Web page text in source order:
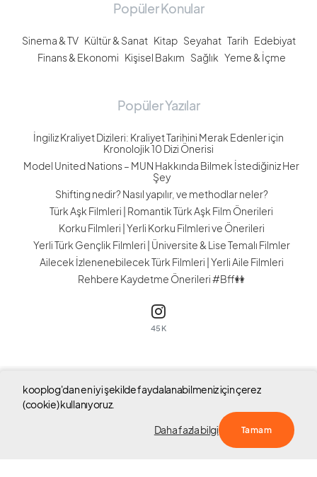
Popüler Konular
Sinema & TV Kültür & Sanat Kitap Seyahat Tarih Edebiyat
Finans & Ekonomi Kişisel Bakım Sağlık Yeme & İçme
Popüler Yazılar
İngiliz Kraliyet Dizileri: Kraliyet Tarihini Merak Edenler için
Kronolojik 10 Dizi Önerisi
Model United Nations – MUN Hakkında Bilmek İstediğiniz Her
Şey
Shifting nedir? Nasıl yapılır, ve methodlar neler?
Türk Aşk Filmleri | Romantik Türk Aşk Film Önerileri
Korku Filmleri | Yerli Korku Filmleri ve Önerileri
Yerli Türk Gençlik Filmleri | Üniversite & Lise Temalı Filmler
Ailecek İzlenenebilecek Türk Filmleri | Yerli Aile Filmleri
Rehbere Kaydetme Önerileri #Bff👭
45K
Tüm hakları saklıdır © 2023 kooplog
Yardım
Sözleşme
Çerez Politikası
kooplog'dan en iyi şekilde faydalanabilmeniz için çerez
(cookie) kullanıyoruz.
Daha fazla bilgi
Tamam